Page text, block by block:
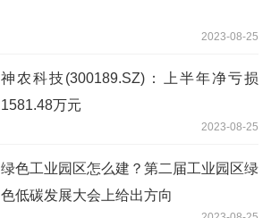
2023-08-25
神农科技(300189.SZ)：上半年净亏损
1581.48万元
2023-08-25
绿色工业园区怎么建？第二届工业园区绿
色低碳发展大会上给出方向